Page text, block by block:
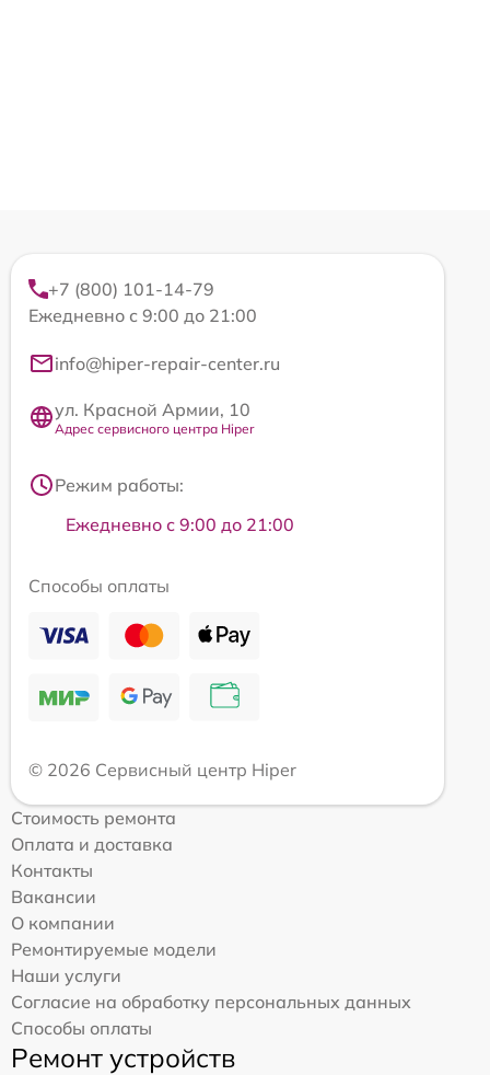
+7 (800) 101-14-79
Ежедневно с 9:00 до 21:00
info@hiper-repair-center.ru
ул. Красной Армии, 10
Адрес сервисного центра Hiper
Режим работы:
Ежедневно с 9:00 до 21:00
Способы оплаты
© 2026 Сервисный центр Hiper
Стоимость ремонта
Оплата и доставка
Контакты
Вакансии
О компании
Ремонтируемые модели
Наши услуги
Согласие на обработку персональных данных
Способы оплаты
Ремонт устройств